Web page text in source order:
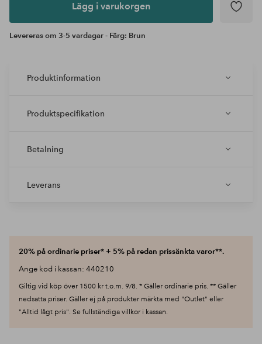
Lägg i varukorgen
Levereras om 3-5 vardagar - Färg: Brun
Produktinformation
Produktspecifikation
Betalning
Leverans
20% på ordinarie priser* + 5% på redan prissänkta varor**.
Ange kod i kassan: 440210
Giltig vid köp över 1500 kr t.o.m. 9/8. * Gäller ordinarie pris. ** Gäller
nedsatta priser. Gäller ej på produkter märkta med "Outlet" eller
"Alltid lågt pris". Se fullständiga villkor i kassan.